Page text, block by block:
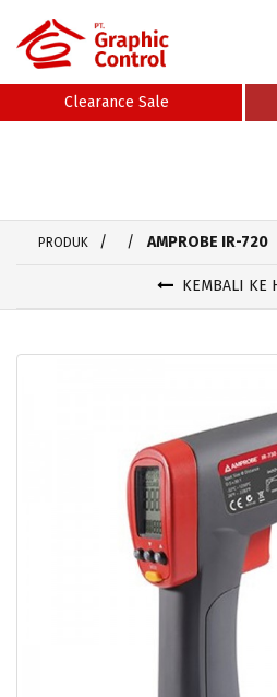
Clearance Sale
PRODUK / / AMPROBE IR-720
KEMBALI KE